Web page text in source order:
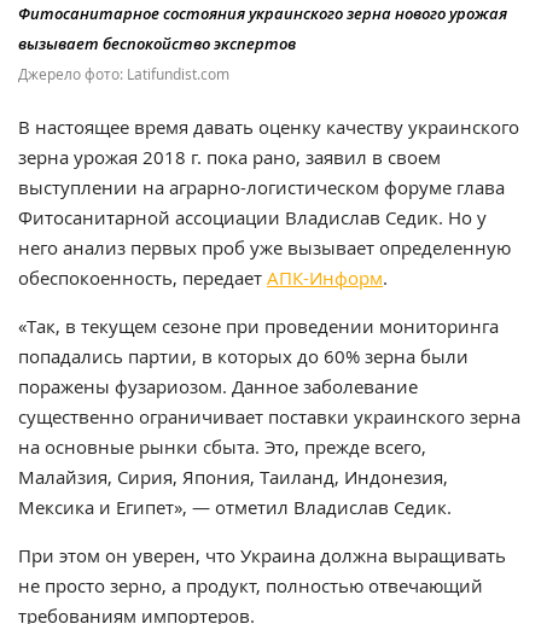
Фитосанитарное состояния украинского зерна нового урожая
вызывает беспокойство экспертов
Джерело фото: Latifundist.com
В настоящее время давать оценку качеству украинского
зерна урожая 2018 г. пока рано, заявил в своем
выступлении на аграрно-логистическом форуме глава
Фитосанитарной ассоциации Владислав Седик. Но у
него анализ первых проб уже вызывает определенную
обеспокоенность, передает АПК-Информ.
«Так, в текущем сезоне при проведении мониторинга
попадались партии, в которых до 60% зерна были
поражены фузариозом. Данное заболевание
существенно ограничивает поставки украинского зерна
на основные рынки сбыта. Это, прежде всего,
Малайзия, Сирия, Япония, Таиланд, Индонезия,
Мексика и Египет», — отметил Владислав Седик.
При этом он уверен, что Украина должна выращивать
не просто зерно, а продукт, полностью отвечающий
требованиям импортеров.